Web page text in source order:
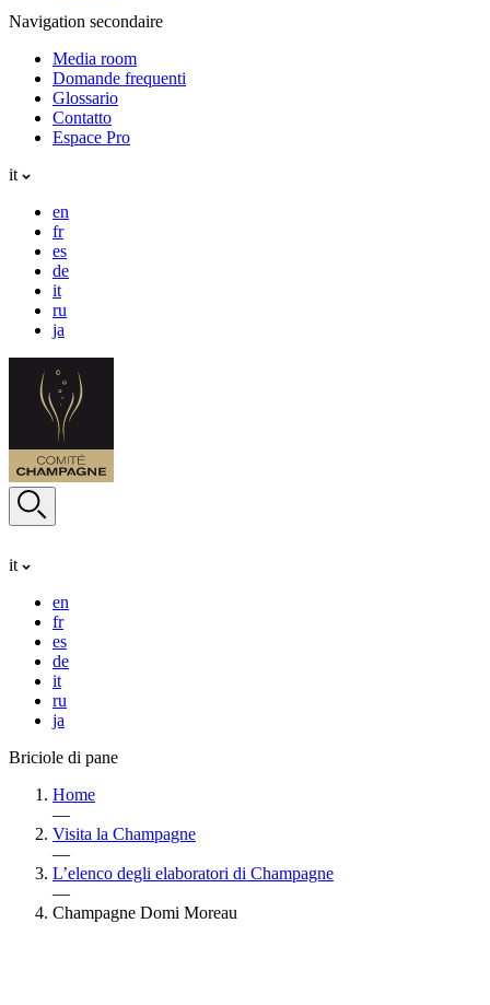
Navigation secondaire
Media room
Domande frequenti
Glossario
Contatto
Espace Pro
it
en
fr
es
de
it
ru
ja
it
en
fr
es
de
it
ru
ja
Briciole di pane
Home
—
Visita la Champagne
—
L’elenco degli elaboratori di Champagne
—
Champagne Domi Moreau